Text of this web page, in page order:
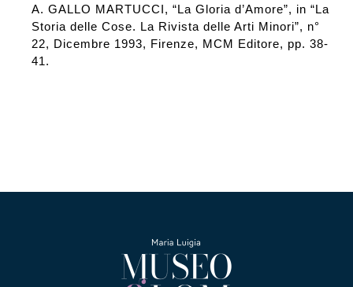
A. GALLO MARTUCCI, “La Gloria d’Amore”, in “La
Storia delle Cose. La Rivista delle Arti Minori”, n°
22, Dicembre 1993, Firenze, MCM Editore, pp. 38-
41.